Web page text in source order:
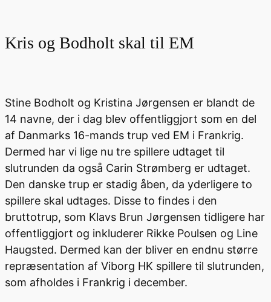
Kris og Bodholt skal til EM
Stine Bodholt og Kristina Jørgensen er blandt de
14 navne, der i dag blev offentliggjort som en del
af Danmarks 16-mands trup ved EM i Frankrig.
Dermed har vi lige nu tre spillere udtaget til
slutrunden da også Carin Strømberg er udtaget.
Den danske trup er stadig åben, da yderligere to
spillere skal udtages. Disse to findes i den
bruttotrup, som Klavs Brun Jørgensen tidligere har
offentliggjort og inkluderer Rikke Poulsen og Line
Haugsted. Dermed kan der bliver en endnu større
repræsentation af Viborg HK spillere til slutrunden,
som afholdes i Frankrig i december.